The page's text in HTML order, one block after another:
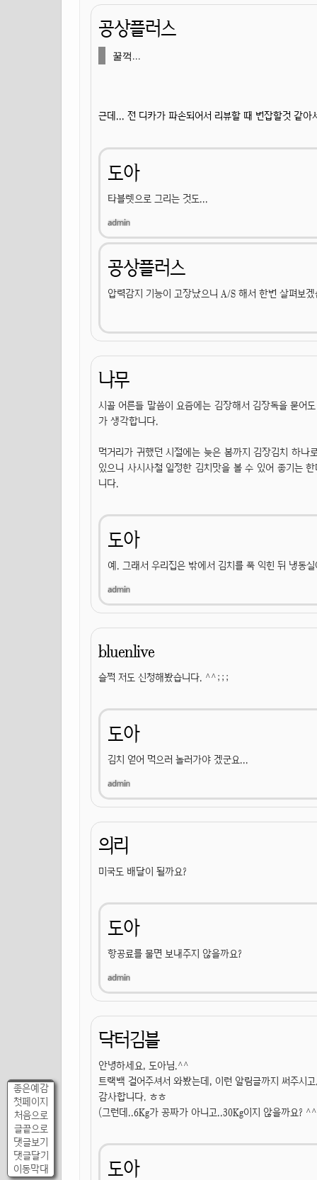
좋은예감
첫페이지
처음으로
글끝으로
댓글보기
댓글달기
이동막대
공상플러스
꿀꺽...
근데... 전 디카가 파손되어서 리뷰할 때 번잡할것 같아
도아
타블렛으로 그리는 것도...
공상플러스
압력감지 기능이 고장났으니 A/S 해서 한번 살펴보
나무
시골 어른들 말씀이 요즘에는 김장해서 김장독을 묻
가 생각합니다.
먹거리가 귀했던 시절에는 늦은 봄까지 김장김치 하
있으니 사시사철 일정한 김치맛을 볼 수 있어 좋기는
니다.
도아
예. 그래서 우리집은 밖에서 김치를 푹 익힌 뒤 냉동
bluenlive
슬쩍 저도 신청해봤습니다. ^^;;;
도아
김치 얻어 먹으러 놀러가야 겠군요...
의리
미국도 배달이 될까요?
도아
항공료를 물면 보내주지 않을까요?
닥터김블
안녕하세요, 도아님.^^
트랙백 걸어주셔서 와봤는데, 이런 알림글까지 써주시
감사합니다. ㅎㅎ
(그런데..6Kg가 공짜가 아니고..30Kg이지 않을까요?
도아